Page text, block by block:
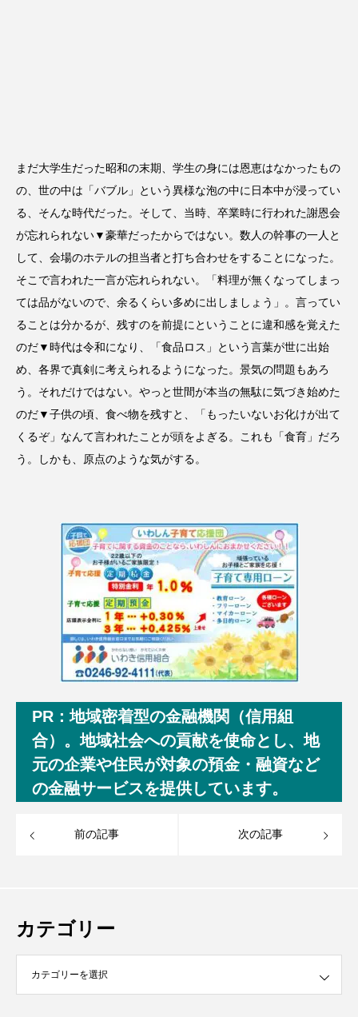
まだ大学生だった昭和の末期、学生の身には恩恵はなかったもの
の、世の中は「バブル」という異様な泡の中に日本中が浸ってい
る、そんな時代だった。そして、当時、卒業時に行われた謝恩会
が忘れられない▼豪華だったからではない。数人の幹事の一人と
して、会場のホテルの担当者と打ち合わせをすることになった。
そこで言われた一言が忘れられない。「料理が無くなってしまっ
ては品がないので、余るくらい多めに出しましょう」。言ってい
ることは分かるが、残すのを前提にということに違和感を覚えた
のだ▼時代は令和になり、「食品ロス」という言葉が世に出始
め、各界で真剣に考えられるようになった。景気の問題もあろ
う。それだけではない。やっと世間が本当の無駄に気づき始めた
のだ▼子供の頃、食べ物を残すと、「もったいないお化けが出て
くるぞ」なんて言われたことが頭をよぎる。これも「食育」だろ
う。しかも、原点のような気がする。
PR：地域密着型の金融機関（信用組
合）。地域社会への貢献を使命とし、地
元の企業や住民が対象の預金・融資など
の金融サービスを提供しています。
前の記事 次の記事
カテゴリー